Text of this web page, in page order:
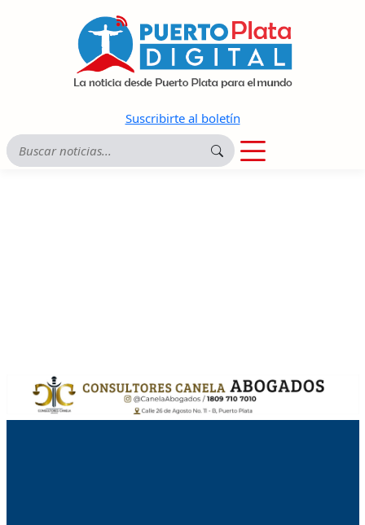
Suscribirte al boletín